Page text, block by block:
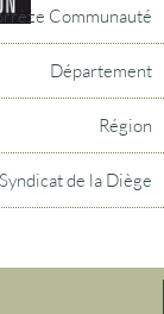
Communauté
Département
Région
Syndicat de la Diège